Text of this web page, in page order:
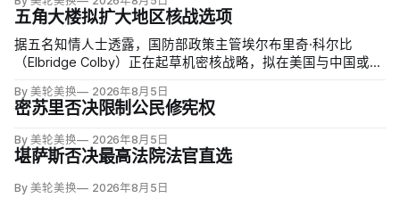
五角大楼拟扩大地区核战选项
据五名知情人士透露，国防部政策主管埃尔布里奇·科尔比
（Elbridge Colby）正在起草机密核战略，拟在美国与中国或俄
提交总统选择的核报复方案。
By 美轮美换 2026年8月5日
密苏里否决限制公民修宪权
By 美轮美换 2026年8月5日
堪萨斯否决最高法院法官直选
By 美轮美换 2026年8月5日